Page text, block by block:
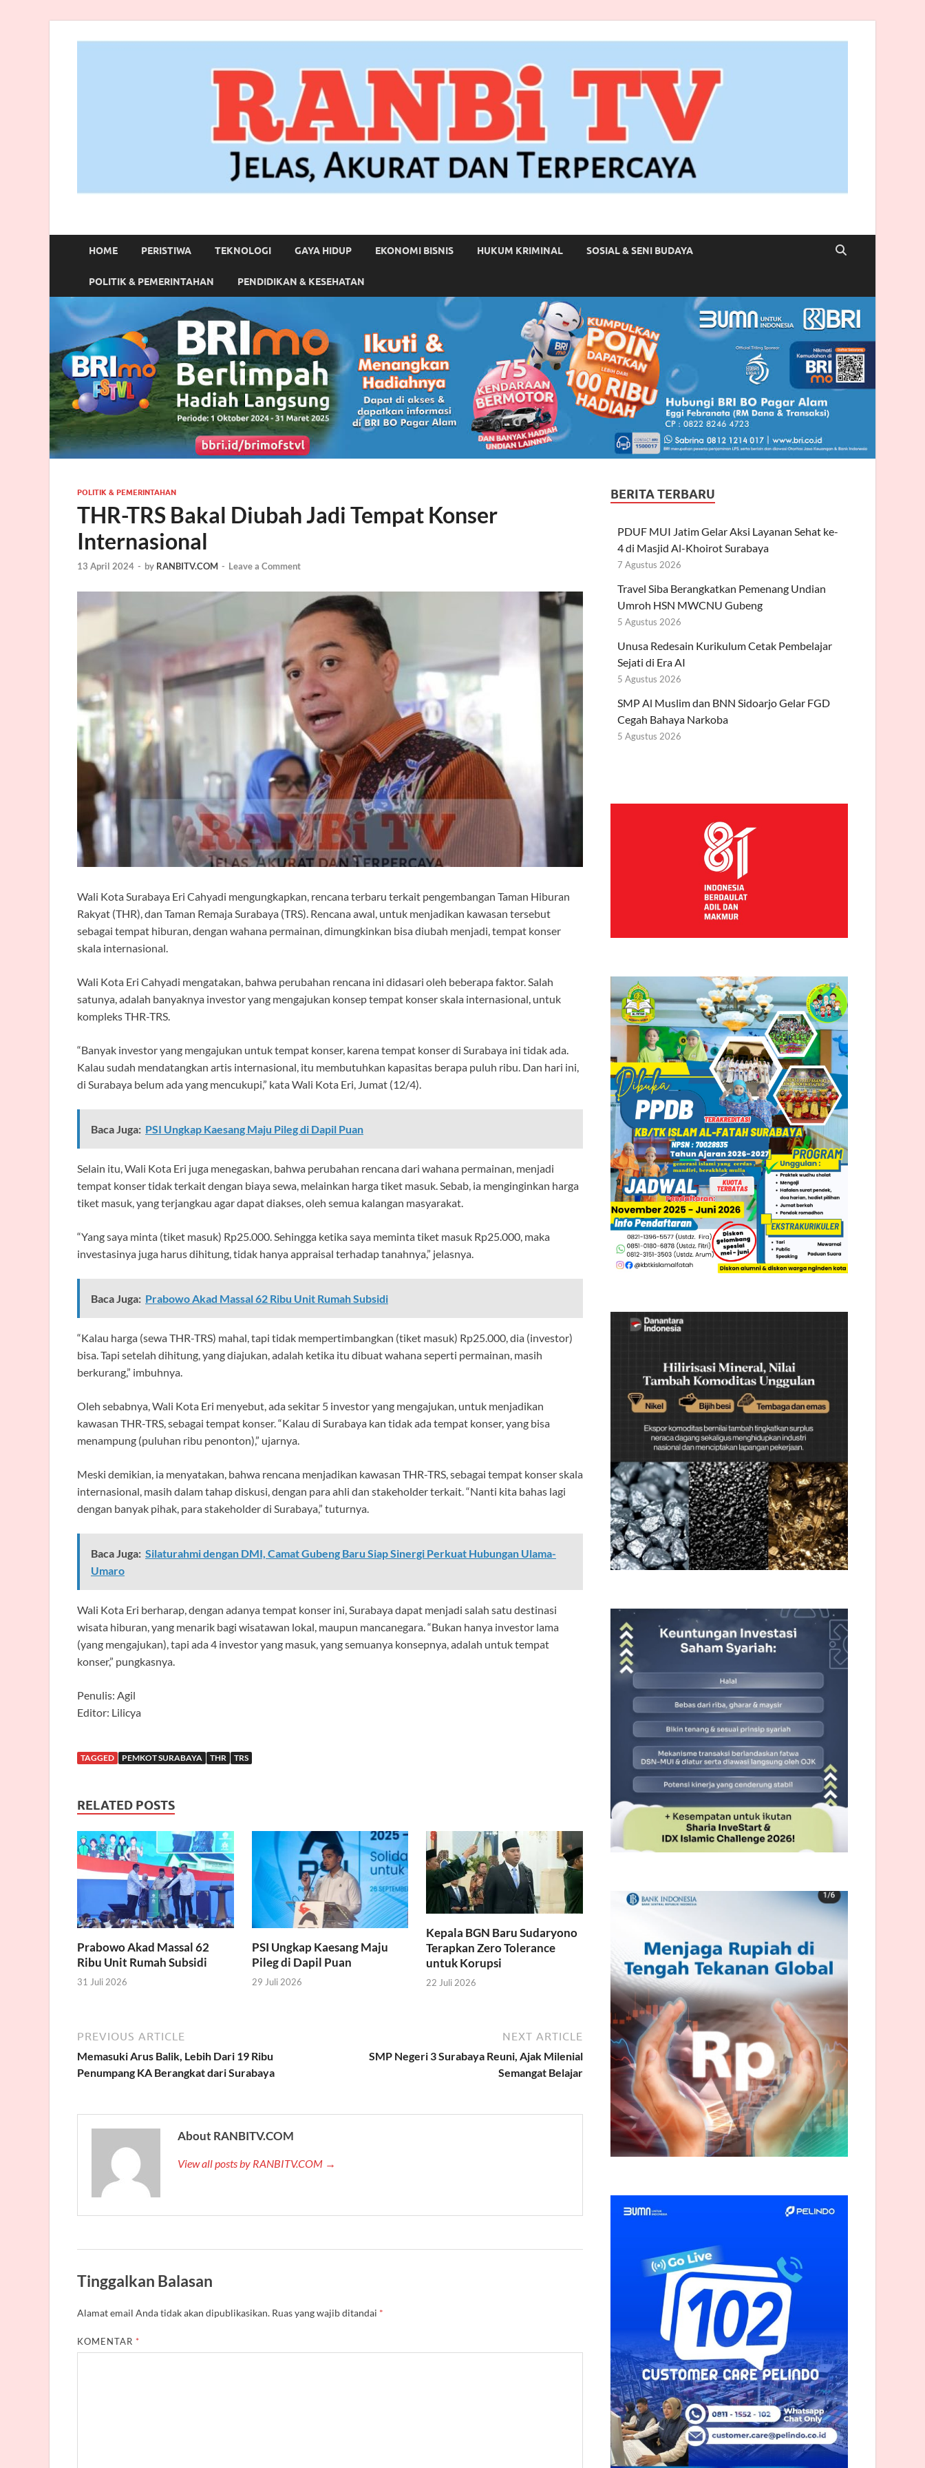
RANBITV.COM
HOME PERISTIWA TEKNOLOGI GAYA HIDUP EKONOMI BISNIS HUKUM KRIMINAL SOSIAL & SENI BUDAYA
POLITIK & PEMERINTAHAN PENDIDIKAN & KESEHATAN
POLITIK & PEMERINTAHAN
THR-TRS Bakal Diubah Jadi Tempat Konser
Internasional
13 April 2024 - by RANBITV.COM - Leave a Comment
Wali Kota Surabaya Eri Cahyadi mengungkapkan, rencana terbaru terkait pengembangan Taman Hiburan
Rakyat (THR), dan Taman Remaja Surabaya (TRS). Rencana awal, untuk menjadikan kawasan tersebut
sebagai tempat hiburan, dengan wahana permainan, dimungkinkan bisa diubah menjadi, tempat konser
skala internasional.
Wali Kota Eri Cahyadi mengatakan, bahwa perubahan rencana ini didasari oleh beberapa faktor. Salah
satunya, adalah banyaknya investor yang mengajukan konsep tempat konser skala internasional, untuk
kompleks THR-TRS.
“Banyak investor yang mengajukan untuk tempat konser, karena tempat konser di Surabaya ini tidak ada.
Kalau sudah mendatangkan artis internasional, itu membutuhkan kapasitas berapa puluh ribu. Dan hari ini,
di Surabaya belum ada yang mencukupi,” kata Wali Kota Eri, Jumat (12/4).
Baca Juga: PSI Ungkap Kaesang Maju Pileg di Dapil Puan
Selain itu, Wali Kota Eri juga menegaskan, bahwa perubahan rencana dari wahana permainan, menjadi
tempat konser tidak terkait dengan biaya sewa, melainkan harga tiket masuk. Sebab, ia menginginkan harga
tiket masuk, yang terjangkau agar dapat diakses, oleh semua kalangan masyarakat.
“Yang saya minta (tiket masuk) Rp25.000. Sehingga ketika saya meminta tiket masuk Rp25.000, maka
investasinya juga harus dihitung, tidak hanya appraisal terhadap tanahnya,” jelasnya.
Baca Juga: Prabowo Akad Massal 62 Ribu Unit Rumah Subsidi
“Kalau harga (sewa THR-TRS) mahal, tapi tidak mempertimbangkan (tiket masuk) Rp25.000, dia (investor)
bisa. Tapi setelah dihitung, yang diajukan, adalah ketika itu dibuat wahana seperti permainan, masih
berkurang,” imbuhnya.
Oleh sebabnya, Wali Kota Eri menyebut, ada sekitar 5 investor yang mengajukan, untuk menjadikan
kawasan THR-TRS, sebagai tempat konser. “Kalau di Surabaya kan tidak ada tempat konser, yang bisa
menampung (puluhan ribu penonton),” ujarnya.
Meski demikian, ia menyatakan, bahwa rencana menjadikan kawasan THR-TRS, sebagai tempat konser skala
internasional, masih dalam tahap diskusi, dengan para ahli dan stakeholder terkait. “Nanti kita bahas lagi
dengan banyak pihak, para stakeholder di Surabaya,” tuturnya.
Baca Juga: Silaturahmi dengan DMI, Camat Gubeng Baru Siap Sinergi Perkuat Hubungan Ulama-
Umaro
Wali Kota Eri berharap, dengan adanya tempat konser ini, Surabaya dapat menjadi salah satu destinasi
wisata hiburan, yang menarik bagi wisatawan lokal, maupun mancanegara. “Bukan hanya investor lama
(yang mengajukan), tapi ada 4 investor yang masuk, yang semuanya konsepnya, adalah untuk tempat
konser,” pungkasnya.
Penulis: Agil
Editor: Lilicya
TAGGED PEMKOT SURABAYA THR TRS
RELATED POSTS
Prabowo Akad Massal 62
Ribu Unit Rumah Subsidi
31 Juli 2026
PSI Ungkap Kaesang Maju
Pileg di Dapil Puan
29 Juli 2026
Kepala BGN Baru Sudaryono
Terapkan Zero Tolerance
untuk Korupsi
22 Juli 2026
PREVIOUS ARTICLE
Memasuki Arus Balik, Lebih Dari 19 Ribu
Penumpang KA Berangkat dari Surabaya
NEXT ARTICLE
SMP Negeri 3 Surabaya Reuni, Ajak Milenial
Semangat Belajar
About RANBITV.COM
View all posts by RANBITV.COM →
Tinggalkan Balasan
Alamat email Anda tidak akan dipublikasikan. Ruas yang wajib ditandai *
KOMENTAR *
BERITA TERBARU
PDUF MUI Jatim Gelar Aksi Layanan Sehat ke-
4 di Masjid Al-Khoirot Surabaya
7 Agustus 2026
Travel Siba Berangkatkan Pemenang Undian
Umroh HSN MWCNU Gubeng
5 Agustus 2026
Unusa Redesain Kurikulum Cetak Pembelajar
Sejati di Era AI
5 Agustus 2026
SMP Al Muslim dan BNN Sidoarjo Gelar FGD
Cegah Bahaya Narkoba
5 Agustus 2026